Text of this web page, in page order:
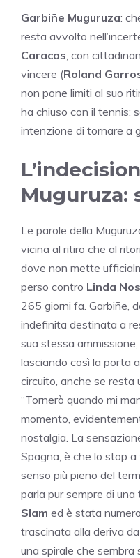
Garbiñe Muguruza:
resta avvolto
Caracas , con
vincere (Roland
non pone limiti al suo
ha chiuso con il tennis:
intenzione di tornare a
Muguruza:
Le parole della
vicina al ritiro che al
dove non mette
perso contro Linda
265 giorni fa. Garbiñe,
indefinita destinata a
sua stessa
lasciando così la porta
circuito, anche se resta
“Tornerò quando mi
momento,
nostalgia. La
Spagna, è che lo stop
senso più pieno del
parla pur sempre di
Slam ed è stata
trascinata alla deriva
una spirale che sembra